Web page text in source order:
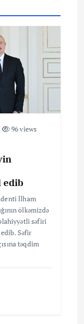
96 views
edib
İlham
ölkəmizdə
səfiri
Səfir
təqdim